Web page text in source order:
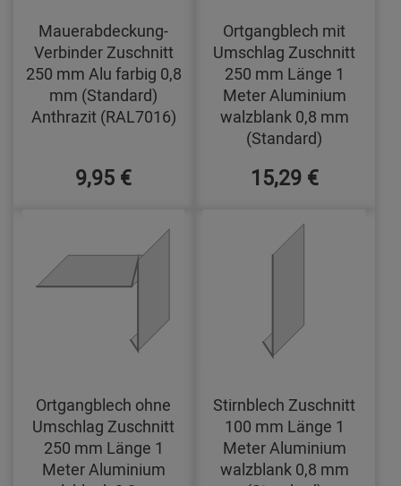
Mauerabdeckung-
Verbinder Zuschnitt
250 mm Alu farbig 0,8
mm (Standard)
Anthrazit (RAL7016)
9,95 €
Ortgangblech mit
Umschlag Zuschnitt
250 mm Länge 1
Meter Aluminium
walzblank 0,8 mm
(Standard)
15,29 €
Ortgangblech ohne
Umschlag Zuschnitt
250 mm Länge 1
Meter Aluminium
Stirnblech Zuschnitt
100 mm Länge 1
Meter Aluminium
walzblank 0,8 mm